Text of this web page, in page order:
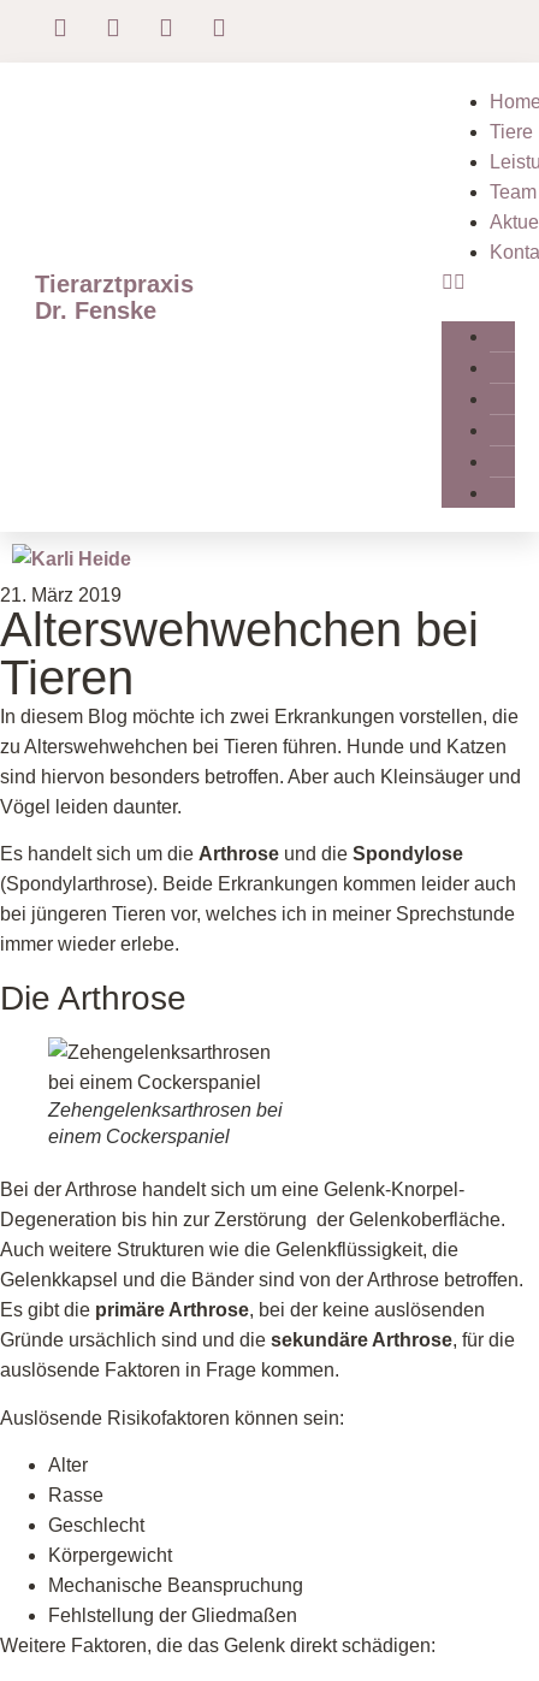
Tierarztpraxis
Dr. Fenske
Tiere
Team
21. März 2019
Alterswehwehchen bei
Tieren
In diesem Blog möchte ich zwei Erkrankungen vorstellen, die
zu Alterswehwehchen bei Tieren führen. Hunde und Katzen
sind hiervon besonders betroffen. Aber auch Kleinsäuger und
Vögel leiden daunter.
Es handelt sich um die Arthrose und die Spondylose
(Spondylarthrose). Beide Erkrankungen kommen leider auch
bei jüngeren Tieren vor, welches ich in meiner Sprechstunde
immer wieder erlebe.
Die Arthrose
Zehengelenksarthrosen bei
einem Cockerspaniel
Bei der Arthrose handelt sich um eine Gelenk-Knorpel-
Degeneration bis hin zur Zerstörung der Gelenkoberfläche.
Auch weitere Strukturen wie die Gelenkflüssigkeit, die
Gelenkkapsel und die Bänder sind von der Arthrose betroffen.
Es gibt die primäre Arthrose, bei der keine auslösenden
Gründe ursächlich sind und die sekundäre Arthrose, für die
auslösende Faktoren in Frage kommen.
Auslösende Risikofaktoren können sein:
Alter
Rasse
Geschlecht
Körpergewicht
Mechanische Beanspruchung
Fehlstellung der Gliedmaßen
Weitere Faktoren, die das Gelenk direkt schädigen: